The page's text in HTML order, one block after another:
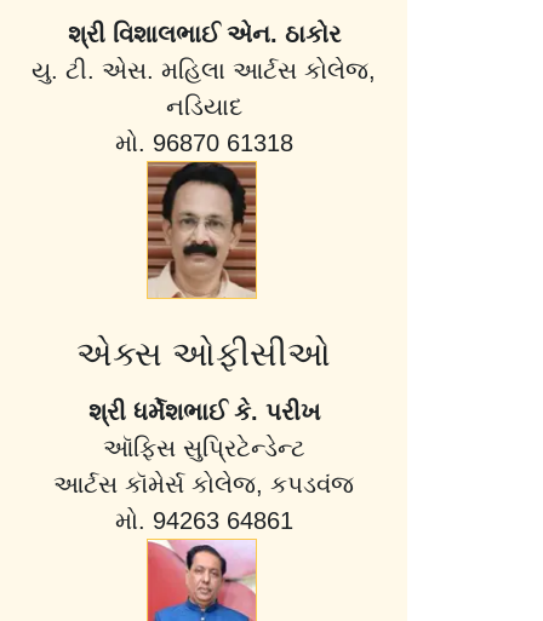
શ્રી વિશાલભાઈ એન. ઠાકોર
યુ. ટી. એસ. મહિલા આર્ટસ કોલેજ,
નડિયાદ
મો. 96870 61318
એક્સ ઓફીસીઓ
શ્રી ધર્મેશભાઈ કે. પરીખ
ઑફિસ સુપ્રિટેન્ડેન્ટ
આર્ટસ કૉમેર્સ કોલેજ, કપડવંજ
મો. 94263 64861